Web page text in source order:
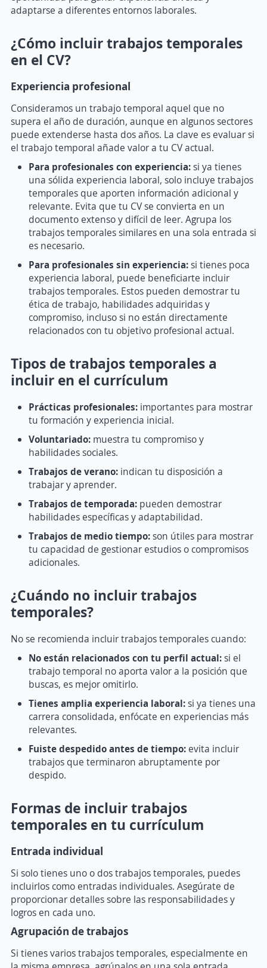
adaptarse a diferentes entornos laborales.
¿Cómo incluir trabajos temporales
en el CV?
Experiencia profesional
Consideramos un trabajo temporal aquel que no
supera el año de duración, aunque en algunos sectores
puede extenderse hasta dos años. La clave es evaluar si
el trabajo temporal añade valor a tu CV actual.
Para profesionales con experiencia:si ya tienes
una sólida experiencia laboral, solo incluye trabajos
temporales que aporten información adicional y
relevante. Evita que tu CV se convierta en un
documento extenso y difícil de leer. Agrupa los
trabajos temporales similares en una sola entrada si
es necesario.
Para profesionales sin experiencia:si tienes poca
experiencia laboral, puede beneficiarte incluir
trabajos temporales. Estos pueden demostrar tu
ética de trabajo, habilidades adquiridas y
compromiso, incluso si no están directamente
relacionados con tu objetivo profesional actual.
Tipos de trabajos temporales a
incluir en el currículum
Prácticas profesionales: importantes para mostrar
tu formación y experiencia inicial.
Voluntariado: muestra tu compromiso y
habilidades sociales.
Trabajos de verano: indican tu disposición a
trabajar y aprender.
Trabajos de temporada: pueden demostrar
habilidades específicas y adaptabilidad.
Trabajos de medio tiempo:son útiles para mostrar
tu capacidad de gestionar estudios o compromisos
adicionales.
¿Cuándo no incluir trabajos
temporales?
No se recomienda incluir trabajos temporales cuando:
No están relacionados con tu perfil actual:si el
trabajo temporal no aporta valor a la posición que
buscas, es mejor omitirlo.
Tienes amplia experiencia laboral:si ya tienes una
carrera consolidada, enfócate en experiencias más
relevantes.
Fuiste despedido antes de tiempo: evita incluir
trabajos que terminaron abruptamente por
despido.
Formas de incluir trabajos
temporales en tu currículum
Entrada individual
Si solo tienes uno o dos trabajos temporales, puedes
incluirlos como entradas individuales. Asegúrate de
proporcionar detalles sobre las responsabilidades y
logros en cada uno.
Agrupación de trabajos
Si tienes varios trabajos temporales, especialmente en